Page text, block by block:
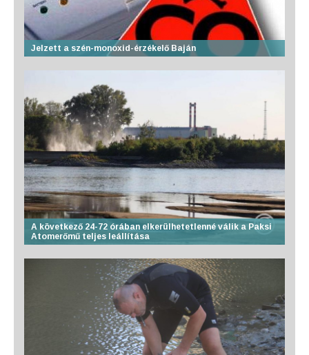
Jelzett a szén-monoxid-érzékelő Baján
A következő 24-72 órában elkerülhetetlenné válik a Paksi
Atomerőmű teljes leállítása